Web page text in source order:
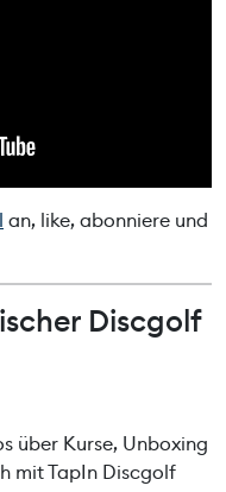
an, like, abonniere und
Discgolf
über Kurse, Unboxing
mit TapIn Discgolf